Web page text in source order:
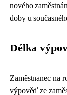
nového
doby u
Délka
Zaměstnanec na
výpověď ze